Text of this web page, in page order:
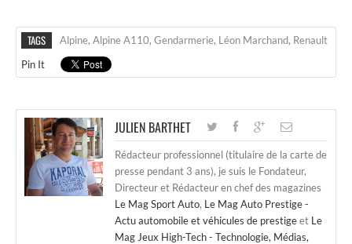
TAGS Alpine, Alpine A110, Gendarmerie, Léon Marchand, Renault
Pin It
JULIEN BARTHET
Rédacteur professionnel (titulaire de la carte de
presse pendant 3 ans), je suis le Fondateur,
Directeur et Rédacteur en chef des magazines
Le Mag Sport Auto, Le Mag Auto Prestige -
Actu automobile et véhicules de prestigeet Le
Mag Jeux High-Tech - Technologie, Médias,